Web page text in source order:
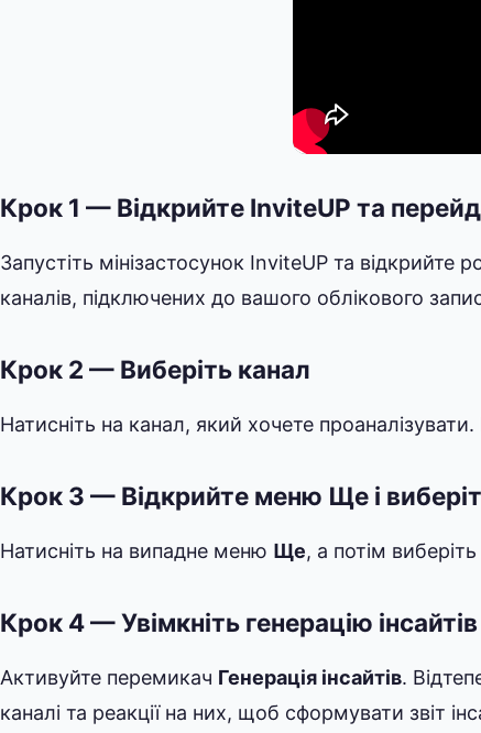
Крок 1 — Відкрийте InviteUP та
Запустіть мінізастосунок InviteUP та відкрийте
каналів, підключених до вашого облікового
Крок 2 — Виберіть канал
Натисніть на канал, який хочете
Крок 3 — Відкрийте меню Ще і
Натисніть на випадне меню Ще, а потім виберіть
Крок 4 — Увімкніть генерацію інсайтів
Активуйте перемикач Генерація інсайтів.
каналі та реакції на них, щоб сформувати звіт